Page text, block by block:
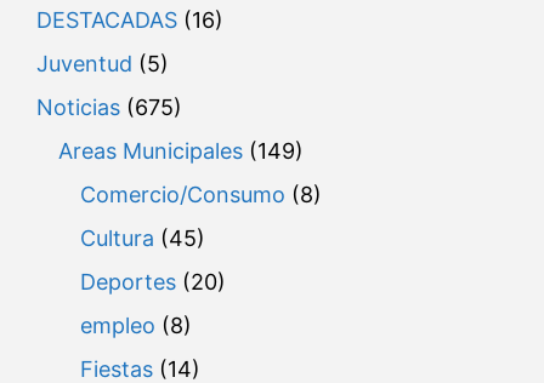
DESTACADAS (16)
Juventud (5)
Noticias (675)
Areas Municipales (149)
Comercio/Consumo (8)
Cultura (45)
Deportes (20)
empleo (8)
Fiestas (14)